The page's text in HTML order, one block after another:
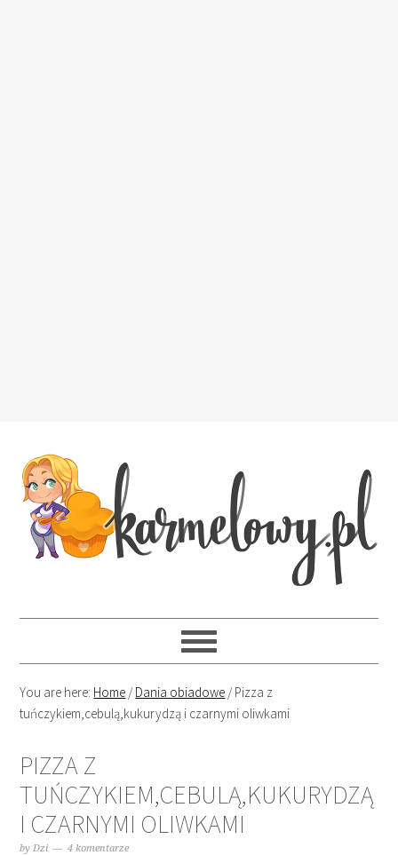
You are here: Home /Dania obiadowe /Pizza z
tuńczykiem,cebulą,kukurydzą i czarnymi oliwkami
PIZZA Z
TUŃCZYKIEM,CEBULĄ,KUKURYDZĄ
I CZARNYMI OLIWKAMI
byDzi 4 komentarze